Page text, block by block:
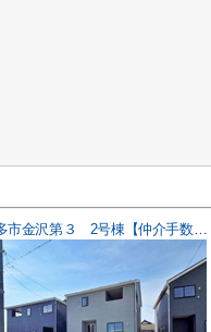
知多市金沢第３ 2号棟【仲介手数料0円】